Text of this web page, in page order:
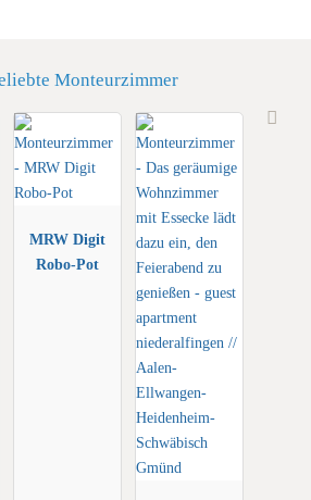
Monteurzimmer
MRW Digit
Robo-Pot